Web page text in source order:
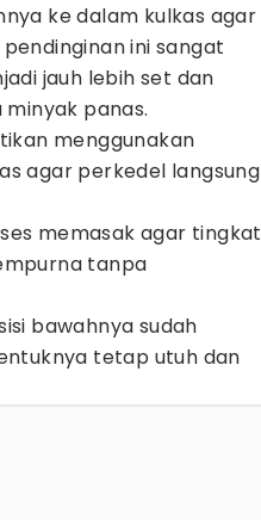
ke dalam kulkas agar
ini sangat
jauh lebih set dan
panas.
menggunakan
agar perkedel langsung
memasak agar tingkat
tanpa
bawahnya sudah
tetap utuh dan